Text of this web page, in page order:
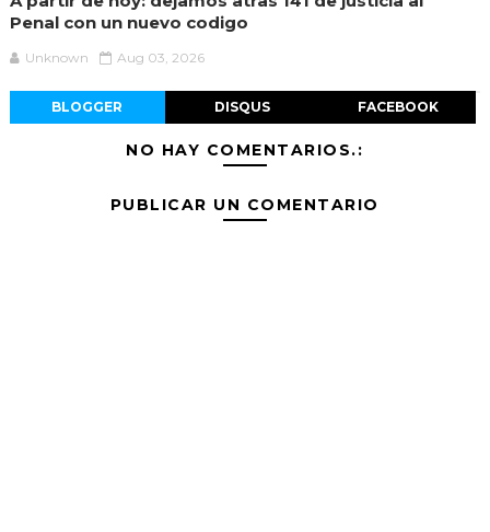
Penal con un nuevo codigo
Unknown Aug 03, 2026
BLOGGER DISQUS FACEBOOK
NO HAY COMENTARIOS.:
PUBLICAR UN COMENTARIO